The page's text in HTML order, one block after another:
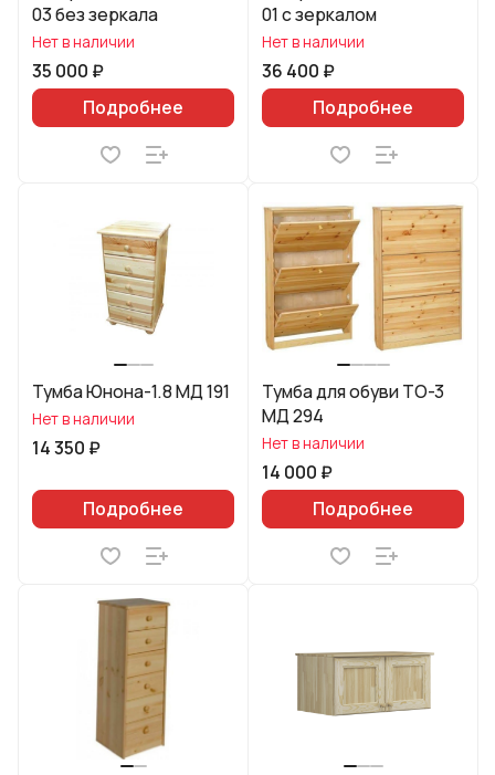
03 без зеркала
Нет в наличии
35 000 ₽
Подробнее
01 с зеркалом
Нет в наличии
36 400 ₽
Подробнее
Тумба Юнона-1.8 МД 191
Нет в наличии
14 350 ₽
Подробнее
Тумба для обуви ТО-3
МД 294
Нет в наличии
14 000 ₽
Подробнее